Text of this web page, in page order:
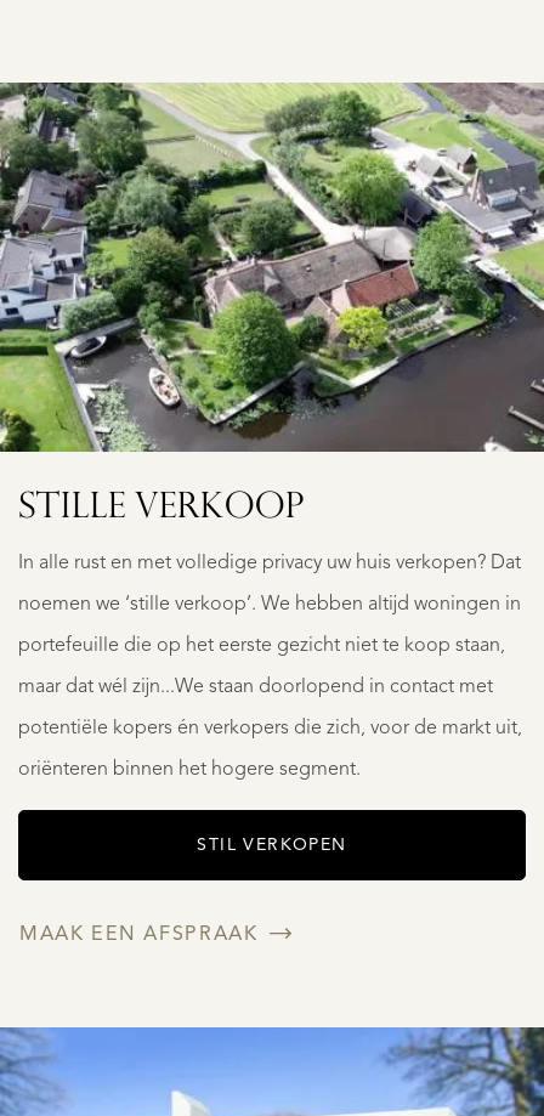
STILLE VERKOOP
In alle rust en met volledige privacy uw huis verkopen? Dat
noemen we ‘stille verkoop’. We hebben altijd woningen in
portefeuille die op het eerste gezicht niet te koop staan,
maar dat wél zijn...We staan doorlopend in contact met
potentiële kopers én verkopers die zich, voor de markt uit,
oriënteren binnen het hogere segment.
STIL VERKOPEN
MAAK EEN AFSPRAAK